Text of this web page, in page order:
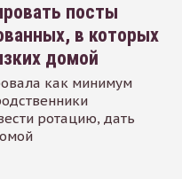
посты
в которых
домой
как минимум
ротацию, дать